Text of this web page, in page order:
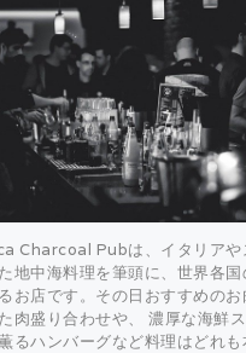
Charcoal Pubは、イタリアや
地中海料理を筆頭に、世界各
お店です。その日おすすめの
肉盛り合わせや、 濃厚な海鮮
るハンバーグなど料理はどれ